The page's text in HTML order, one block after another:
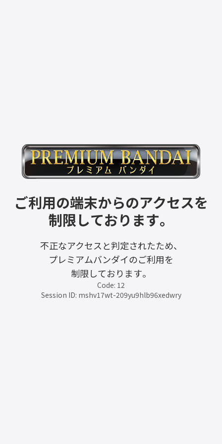
ご利用の端末からのアクセスを
制限しております。
不正なアクセスと判定されたため、
プレミアムバンダイのご利用を
制限しております。
Code: 12
Session ID: mshv17wt-209yu9hlb96xedwry